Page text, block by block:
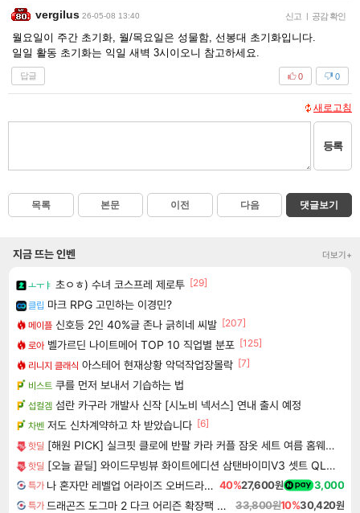
vergilus 26-05-08 13:40 신고 | 공감 확인
월요일이 주간 초기화, 월/목요일은 성물함, 선봉대 초기화입니다.
일일 활동 초기화는 익일 새벽 3시이오니 참고하세요.
답글 0
0
새로고침
등록
목록 본문 이전 다음 댓글보기
지금 뜨는 인벤 더보기+
ㅗㅜㅑ 초ㅇㅎ) 수녀 코스프레 제로투 [29]
클립 마크 RPG 고민하는 이경민?
메이플 신호등 2인 40%글 존나 긁히네 씨발 [207]
로아 벨가르딘 나이트메어 TOP 10 직업별 분포 [125]
리니지 클래식 아스테어 현재상황 악덕작업장몰락 [7]
비스트 쿠를 먼저 보내서 기습하는 법
섭컬겜 섬란 카구라 개발사 신작 [시노비 넥서스] 연내 출시 예정
차벤 저도 신차계약하고 차 받았습니다 [6]
핫딜 [해원 PICK] 실크핏 클로에 반팔 카라 커플 잠옷 세트 여름 홈웨어 남녀공용
핫딜 [오늘 끝딜] 와이드무빙뷰 화이트에디션 삼탠바이미V3 셋트 QLED 101cm(40인치) FHD 스마트 이동식 TV 유압식 높이조절 중소바이미 자가설치
특가 나 혼자만 레벨업 어라이즈 오버드라이브 Solo Leveling Arise 40%27,600원 3,000
특가 드래곤즈 도그마 2 다크 어리즌 확장팩 예약구매 Dragon's Dogma 2 Dark Arisen Expansion DLC 33,800원10%30,420원